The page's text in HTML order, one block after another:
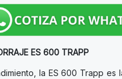
ES 600 TRAPP
la ES 600 Trapp es